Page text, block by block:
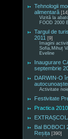
Tehnologii
alimentară [14]
Vizită la
FOOD 2000
Targul de
2011 [9]
Imagini
Sofia,Mihuț
Eveline
Inaugurare
septembrie
DARWIN-O
Activitate
Festivitate
Practica
Bal BOBOCI
Reșița [390]